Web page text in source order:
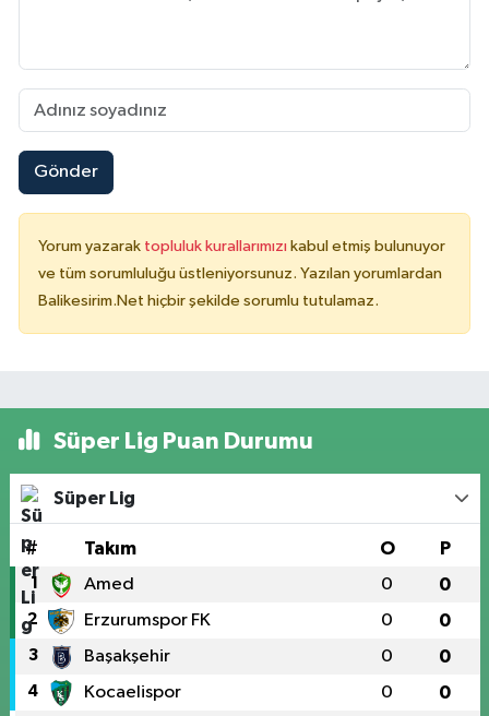
Gönder
Yorum yazarak topluluk kurallarımızı kabul etmiş bulunuyor
ve tüm sorumluluğu üstleniyorsunuz. Yazılan yorumlardan
Balikesirim.Net hiçbir şekilde sorumlu tutulamaz.
Süper Lig Puan Durumu
Süper Lig
# Takım O P
1 Amed 0 0
2 Erzurumspor FK 0 0
3 Başakşehir 0 0
4 Kocaelispor 0 0